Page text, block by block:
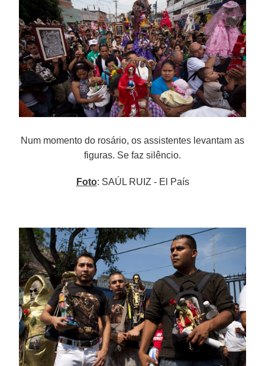
Num momento do rosário, os assistentes levantam as
figuras. Se faz silêncio.
Foto: SAÚL RUIZ - El País